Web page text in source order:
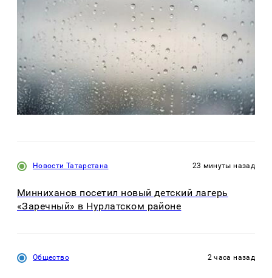
Новости Татарстана 23 минуты назад
Минниханов посетил новый детский лагерь
«Заречный» в Нурлатском районе
Общество 2 часа назад